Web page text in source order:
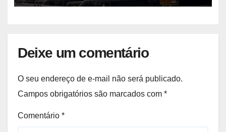
Deixe um comentário
O seu endereço de e-mail não será publicado.
Campos obrigatórios são marcados com *
Comentário *